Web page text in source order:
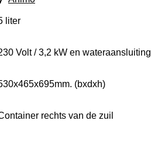
liter
Volt / 3,2 kW en wateraansluiting
(bxdxh)
rechts van de zuil